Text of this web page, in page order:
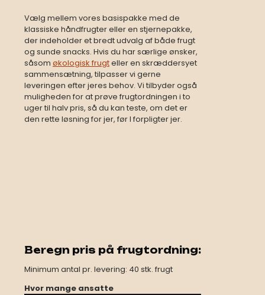
Vælg mellem vores basispakke med de
klassiske håndfrugter eller en stjernepakke,
der indeholder et bredt udvalg af både frugt
og sunde snacks. Hvis du har særlige ønsker,
såsom økologisk frugteller en skræddersyet
sammensætning, tilpasser vi gerne
leveringen efter jeres behov. Vi tilbyder også
muligheden for at prøve frugtordningen i to
uger til halv pris, så du kan teste, om det er
den rette løsning for jer, før I forpligter jer.​
Beregn pris på frugtordning:
Minimum antal pr. levering: 40 stk. frugt
Hvor mange ansatte